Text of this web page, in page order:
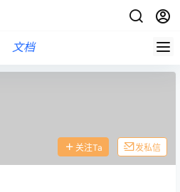
文档
关注Ta 发私信